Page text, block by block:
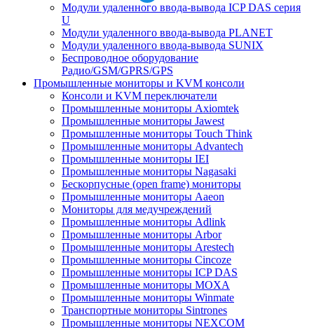
Модули удаленного ввода-вывода ICP DAS серия
U
Модули удаленного ввода-вывода PLANET
Модули удаленного ввода-вывода SUNIX
Беспроводное оборудование
Радио/GSM/GPRS/GPS
Промышленные мониторы и KVM консоли
Консоли и KVM переключатели
Промышленные мониторы Axiomtek
Промышленные мониторы Jawest
Промышленные мониторы Touch Think
Промышленные мониторы Advantech
Промышленные мониторы IEI
Промышленные мониторы Nagasaki
Бескорпусные (open frame) мониторы
Промышленные мониторы Aaeon
Мониторы для медучреждений
Промышленные мониторы Adlink
Промышленные мониторы Arbor
Промышленные мониторы Arestech
Промышленные мониторы Cincoze
Промышленные мониторы ICP DAS
Промышленные мониторы MOXA
Промышленные мониторы Winmate
Транспортные мониторы Sintrones
Промышленные мониторы NEXCOM